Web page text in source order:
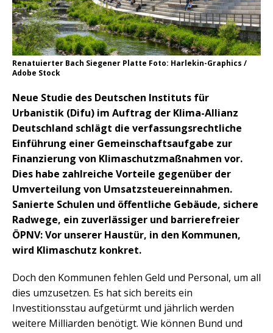
Renatuierter Bach Siegener Platte Foto: Harlekin-Graphics /
Adobe Stock
Neue Studie des Deutschen Instituts für
Urbanistik (Difu) im Auftrag der Klima-Allianz
Deutschland schlägt die verfassungsrechtliche
Einführung einer Gemeinschaftsaufgabe zur
Finanzierung von Klimaschutzmaßnahmen vor.
Dies habe zahlreiche Vorteile gegenüber der
Umverteilung von Umsatzsteuereinnahmen.
Sanierte Schulen und öffentliche Gebäude, sichere
Radwege, ein zuverlässiger und barrierefreier
ÖPNV: Vor unserer Haustür, in den Kommunen,
wird Klimaschutz konkret.
Doch den Kommunen fehlen Geld und Personal, um all
dies umzusetzen. Es hat sich bereits ein
Investitionsstau aufgetürmt und jährlich werden
weitere Milliarden benötigt. Wie können Bund und